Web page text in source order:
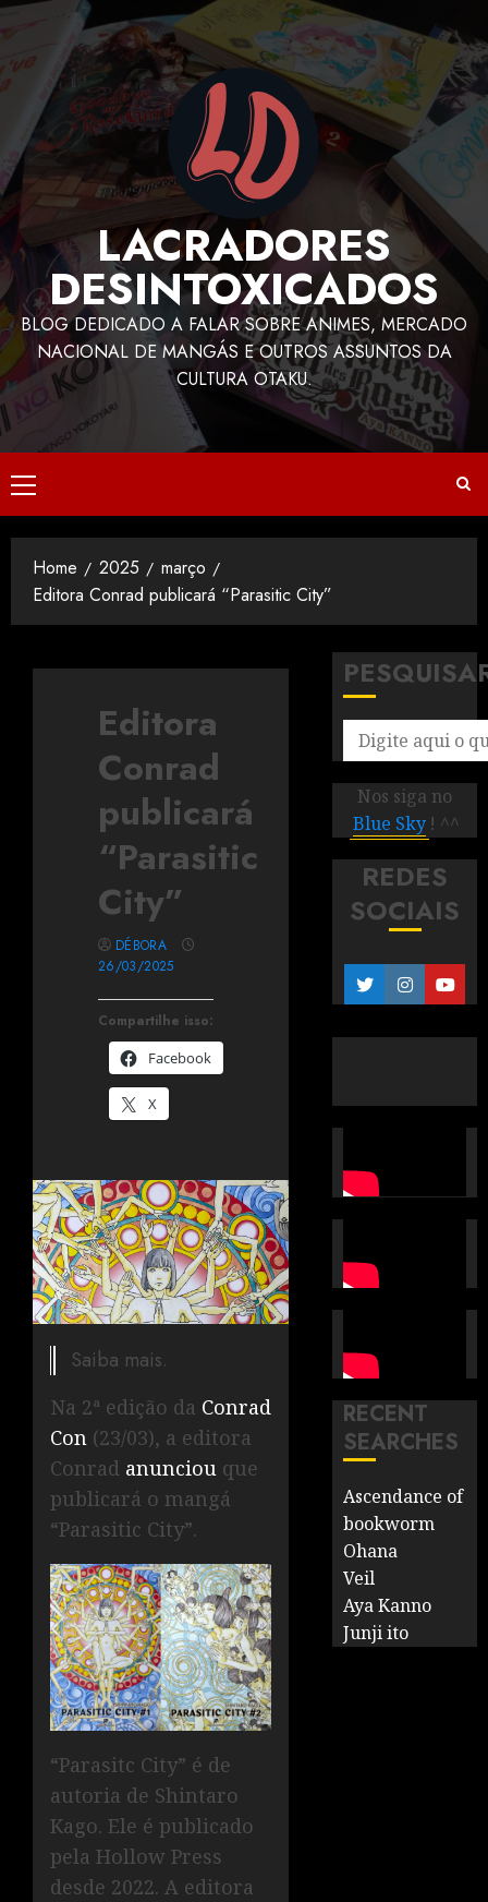
LACRADORES
DESINTOXICADOS
BLOG DEDICADO A FALAR SOBRE ANIMES, MERCADO
NACIONAL DE MANGÁS E OUTROS ASSUNTOS DA
CULTURA OTAKU.
Home 2025
março
Editora Conrad publicará “Parasitic City”
Editora
Conrad
publicará
“Parasitic
City”
Compartilhe isso:
Facebook
X
DÉBORA
26/03/2025
Saiba mais.
Na 2ª edição da Conrad
Con (23/03), a editora
Conrad anunciou que
publicará o mangá
“Parasitic City”.
“Parasitc City” é de
autoria de Shintaro
Kago. Ele é publicado
pela Hollow Press
desde 2022. A editora
Nos siga no
Blue Sky ! ^^
REDES
SOCIAIS
RECENT
SEARCHES
Ascendance of
bookworm
Ohana
Veil
Aya Kanno
Junji ito